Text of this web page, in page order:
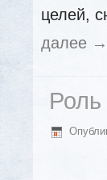
целей,
далее →
Роль